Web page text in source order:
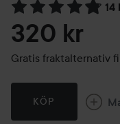
14
Hoppa till Betyg &
320 kr
Gratis fraktalternativ
KÖP